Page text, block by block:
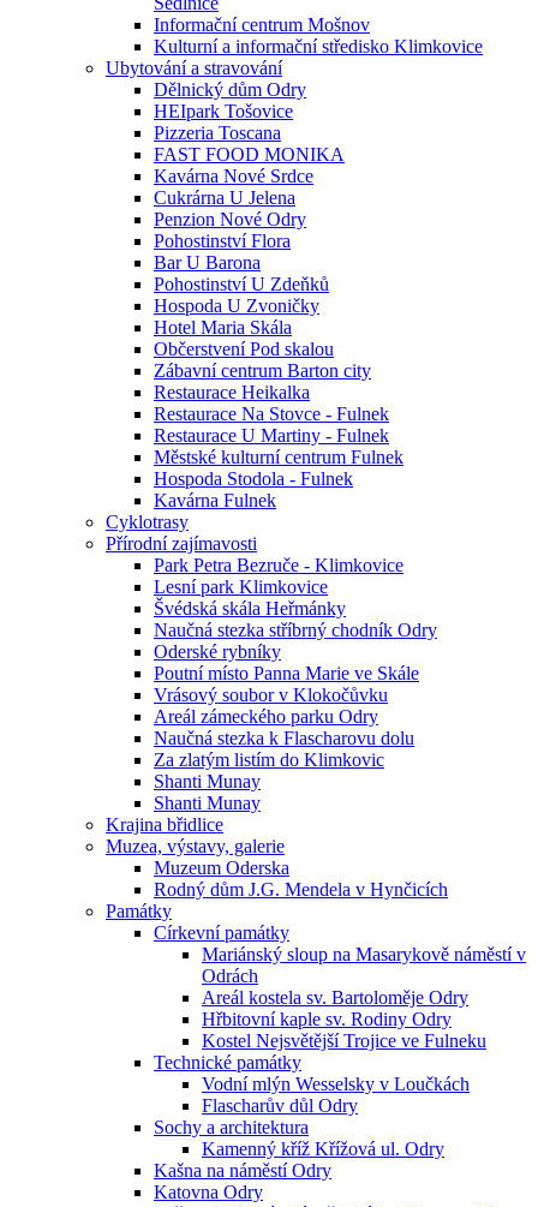
Informační centrum Mošnov
Kulturní a informační středisko Klimkovice
Ubytování a stravování
Dělnický dům Odry
HEIpark Tošovice
Pizzeria Toscana
FAST FOOD MONIKA
Kavárna Nové Srdce
Cukrárna U Jelena
Penzion Nové Odry
Pohostinství Flora
Bar U Barona
Pohostinství U Zdeňků
Hospoda U Zvoničky
Hotel Maria Skála
Občerstvení Pod skalou
Zábavní centrum Barton city
Restaurace Heikalka
Restaurace Na Stovce - Fulnek
Restaurace U Martiny - Fulnek
Městské kulturní centrum Fulnek
Hospoda Stodola - Fulnek
Kavárna Fulnek
Cyklotrasy
Přírodní zajímavosti
Park Petra Bezruče - Klimkovice
Lesní park Klimkovice
Švédská skála Heřmánky
Naučná stezka stříbrný chodník Odry
Oderské rybníky
Poutní místo Panna Marie ve Skále
Vrásový soubor v Klokočůvku
Areál zámeckého parku Odry
Naučná stezka k Flascharovu dolu
Za zlatým listím do Klimkovic
Shanti Munay
Shanti Munay
Krajina břidlice
Muzea, výstavy, galerie
Muzeum Oderska
Rodný dům J.G. Mendela v Hynčicích
Památky
Církevní památky
Mariánský sloup na Masarykově náměstí v
Odrách
Areál kostela sv. Bartoloměje Odry
Hřbitovní kaple sv. Rodiny Odry
Kostel Nejsvětější Trojice ve Fulneku
Technické památky
Vodní mlýn Wesselsky v Loučkách
Flascharův důl Odry
Sochy a architektura
Kamenný kříž Křížová ul. Odry
Kašna na náměstí Odry
Katovna Odry